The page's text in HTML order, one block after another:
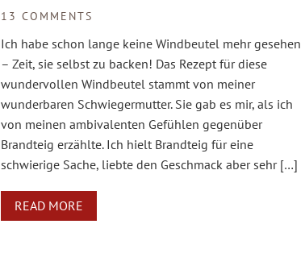
13 COMMENTS
Ich habe schon lange keine Windbeutel mehr gesehen
– Zeit, sie selbst zu backen! Das Rezept für diese
wundervollen Windbeutel stammt von meiner
wunderbaren Schwiegermutter. Sie gab es mir, als ich
von meinen ambivalenten Gefühlen gegenüber
Brandteig erzählte. Ich hielt Brandteig für eine
schwierige Sache, liebte den Geschmack aber sehr […]
READ MORE